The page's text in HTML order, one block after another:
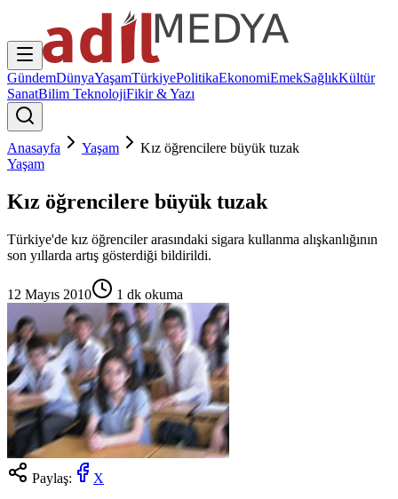
GündemDünyaYaşamTürkiyePolitikaEkonomiEmekSağlıkKültür
SanatBilim TeknolojiFikir & Yazı
Anasayfa Yaşam
Kız öğrencilere büyük tuzak
Yaşam
Kız öğrencilere büyük tuzak
Türkiye'de kız öğrenciler arasındaki sigara kullanma alışkanlığının
son yıllarda artış gösterdiği bildirildi.
12 Mayıs 2010 1 dk okuma
Paylaş:
X